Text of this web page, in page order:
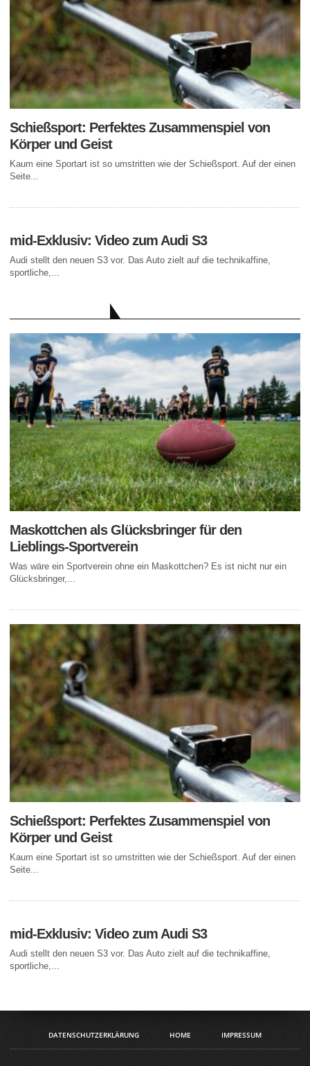
Schießsport: Perfektes Zusammenspiel von
Körper und Geist
Kaum eine Sportart ist so umstritten wie der Schießsport. Auf der einen
Seite...
mid-Exklusiv: Video zum Audi S3
Audi stellt den neuen S3 vor. Das Auto zielt auf die technikaffine,
sportliche,...
Maskottchen als Glücksbringer für den
Lieblings-Sportverein
Was wäre ein Sportverein ohne ein Maskottchen? Es ist nicht nur ein
Glücksbringer,...
Schießsport: Perfektes Zusammenspiel von
Körper und Geist
Kaum eine Sportart ist so umstritten wie der Schießsport. Auf der einen
Seite...
mid-Exklusiv: Video zum Audi S3
Audi stellt den neuen S3 vor. Das Auto zielt auf die technikaffine,
sportliche,...
DATENSCHUTZERKLÄRUNG HOME IMPRESSUM